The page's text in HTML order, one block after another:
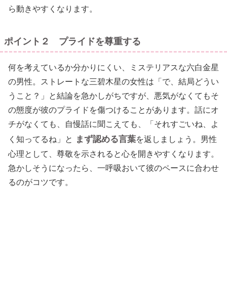
ら動きやすくなります。
ポイント２ プライドを尊重する
何を考えているか分かりにくい、ミステリアスな六白金星
の男性。ストレートな三碧木星の女性は「で、結局どうい
うこと？」と結論を急かしがちですが、悪気がなくてもそ
の態度が彼のプライドを傷つけることがあります。話にオ
チがなくても、自慢話に聞こえても、「それすごいね、よ
く知ってるね」と
まず認める言葉を返しましょう。男性
心理として、尊敬を示されると心を開きやすくなります。
急かしそうになったら、一呼吸おいて彼のペースに合わせ
るのがコツです。